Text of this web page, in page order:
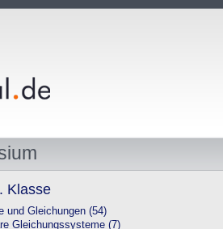
Klasse
und Gleichungen (54)
Gleichungssysteme (7)